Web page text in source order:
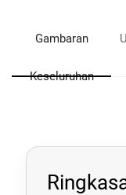
Gambaran
Keseluruhan